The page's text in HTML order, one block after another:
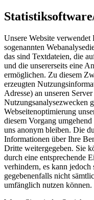
Unsere Website
sogenannten
das sind Textdateien, die
und die unsererseits eine
ermöglichen. Zu diesem
erzeugten
Adresse) an unseren
Nutzungsanalysezwecken
Webseitenoptimierung
diesem Vorgang
uns anonym bleiben. Die
Informationen über Ihre
Dritte weitergegeben. Sie
durch eine entsprechende
verhindern, es kann jedoch
gegebenenfalls nicht
umfänglich nutzen können.